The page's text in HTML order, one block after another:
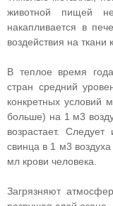
животной пищей
накапливается в
воздействия на ткани
В теплое время
стран средний
конкретных условий
больше) на 1 м3
возрастает.
свинца в 1 м3
мл крови человека.
Загрязняют